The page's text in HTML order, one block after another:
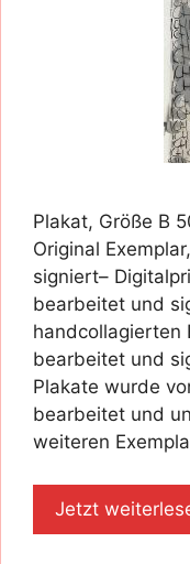
Plakat, Größe B
Original
signiert–
bearbeitet und
handcollagierten
bearbeitet und
Plakate wurde
bearbeitet und
weiteren
Jetzt